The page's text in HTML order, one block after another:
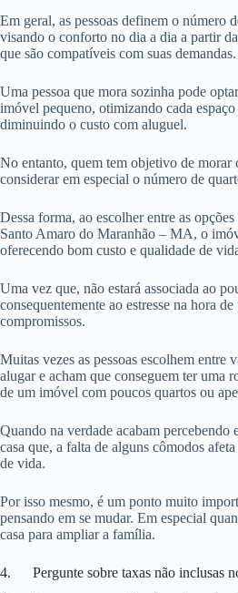
Em geral, as pessoas definem o número
visando o conforto no dia a dia a partir
que são compatíveis com suas demandas.
Uma pessoa que mora sozinha pode
imóvel pequeno, otimizando cada espaço
diminuindo o custo com aluguel.
No entanto, quem tem objetivo de morar
considerar em especial o número de
Dessa forma, ao escolher entre as
Santo Amaro do Maranhão – MA, o
oferecendo bom custo e qualidade de
Uma vez que, não estará associada ao
consequentemente ao estresse na hora
compromissos.
Muitas vezes as pessoas escolhem entre
alugar e acham que conseguem ter uma
de um imóvel com poucos quartos ou
Quando na verdade acabam percebendo
casa que, a falta de alguns cômodos
de vida.
Por isso mesmo, é um ponto muito
pensando em se mudar. Em especial
casa para ampliar a família.
4. Pergunte sobre taxas não inclusas